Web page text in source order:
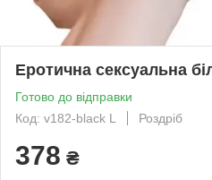
Еротична сексуальна
Готово до відправки
Код: v182-black L
Роздріб
378 ₴